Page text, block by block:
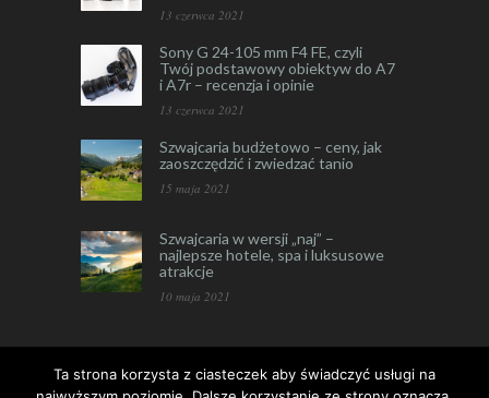
13 czerwca 2021
Sony G 24-105 mm F4 FE, czyli
Twój podstawowy obiektyw do A7
i A7r – recenzja i opinie
13 czerwca 2021
Szwajcaria budżetowo – ceny, jak
zaoszczędzić i zwiedzać tanio
15 maja 2021
Szwajcaria w wersji „naj” –
najlepsze hotele, spa i luksusowe
atrakcje
10 maja 2021
Ta strona korzysta z ciasteczek aby świadczyć usługi na